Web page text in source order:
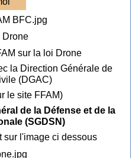
Drone
sur la loi Drone
la Direction Générale de
(DGAC)
le site FFAM)
de la Défense et de la
(SGDSN)
l'image ci dessous